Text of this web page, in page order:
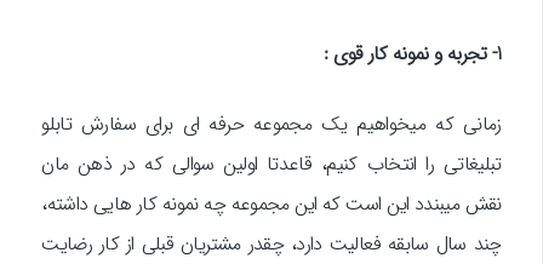
1- تجربه و نمونه کار قوی :
زمانی که میخواهیم یک مجموعه حرفه ای برای سفارش تابلو
تبلیغاتی را انتخاب کنیم، قاعدتا اولین سوالی که در ذهن مان
نقش میبندد این است که این مجموعه چه نمونه کار هایی داشته،
چند سال سابقه فعالیت دارد، چقدر مشتریان قبلی از کار رضایت